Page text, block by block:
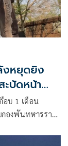
งหยุดยิง
ะบัดหน้า
อบ 1 เดือน
กองพันทหารราบ